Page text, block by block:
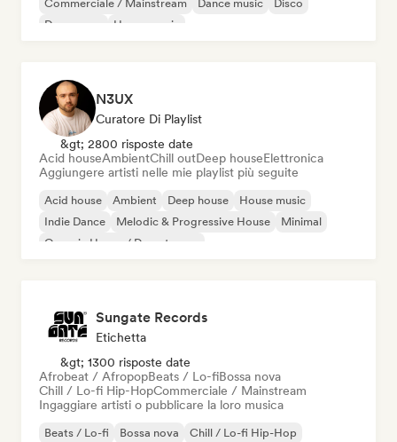
Commerciale / Mainstream
Dance music
Disco
Dream pop
House music
N3UX
Curatore Di Playlist
&gt; 2800 risposte date
Acid houseAmbientChill outDeep houseElettronica
Aggiungere artisti nelle mie playlist più seguite
Acid house Ambient Deep house
House music
Indie Dance
Melodic & Progressive House
Minimal
Organic House / Downtempo
Sungate Records
Etichetta
&gt; 1300 risposte date
Afrobeat / AfropopBeats / Lo-fiBossa nova
Chill / Lo-fi Hip-HopCommerciale / Mainstream
Ingaggiare artisti o pubblicare la loro musica
Beats / Lo-fi Bossa nova
Chill / Lo-fi Hip-Hop